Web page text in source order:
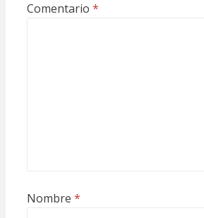
Comentario *
Nombre *